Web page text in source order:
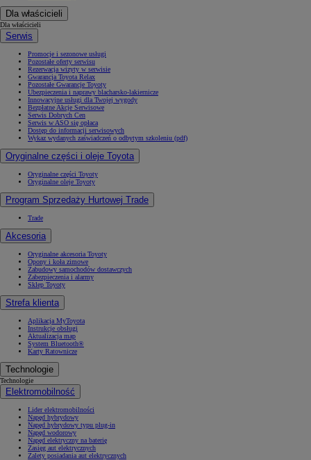
Dla właścicieli
Dla właścicieli
Serwis
Promocje i sezonowe usługi
Pozostałe oferty serwisu
Rezerwacja wizyty w serwisie
Gwarancja Toyota Relax
Pozostałe Gwarancje Toyoty
Ubezpieczenia i naprawy blacharsko-lakiernicze
Innowacyjne usługi dla Twojej wygody
Bezpłatne Akcje Serwisowe
Serwis Dobrych Cen
Serwis w ASO się opłaca
Dostęp do informacji serwisowych
Wykaz wydanych zaświadczeń o odbytym szkoleniu (pdf)
Oryginalne części i oleje Toyota
Oryginalne części Toyoty
Oryginalne oleje Toyoty
Program Sprzedaży Hurtowej Trade
Trade
Akcesoria
Oryginalne akcesoria Toyoty
Opony i koła zimowe
Zabudowy samochodów dostawczych
Zabezpieczenia i alarmy
Sklep Toyoty
Strefa klienta
Aplikacja MyToyota
Instrukcje obsługi
Aktualizacja map
System Bluetooth®
Karty Ratownicze
Technologie
Technologie
Elektromobilność
Lider elektromobilności
Napęd hybrydowy
Napęd hybrydowy typu plug-in
Napęd wodorowy
Napęd elektryczny na baterię
Zasięg aut elektrycznych
Zalety posiadania aut elektrycznych